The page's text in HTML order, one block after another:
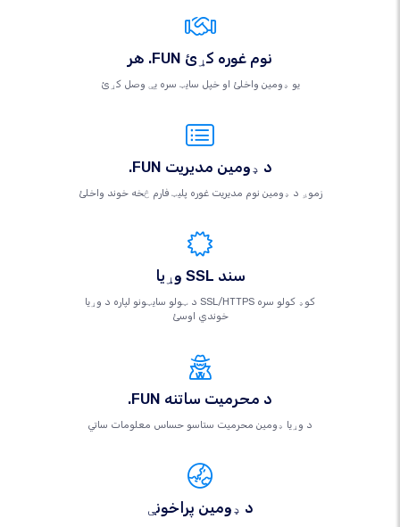
هر .FUN نوم غوره کړئ
یو ډومین واخلئ او خپل سایټ سره یې وصل کړئ
.FUN د ډومین مدیریت
زموږ د ډومین نوم مدیریت غوره پلیټ فارم څخه خوند واخلئ
وړیا SSL سند
د ټولو سایټونو لپاره د وړیا SSL/HTTPS کوډ کولو سره
خوندي اوسئ
.FUN د محرمیت ساتنه
د وړیا ډومین محرمیت ستاسو حساس معلومات ساتي
د ډومین پراخونې